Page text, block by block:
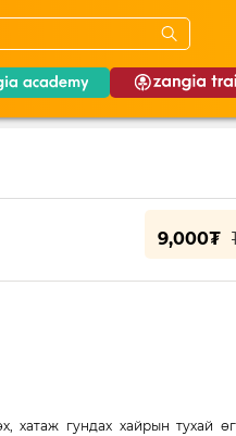
9,000₮
хатаж гундах хайрын тухай